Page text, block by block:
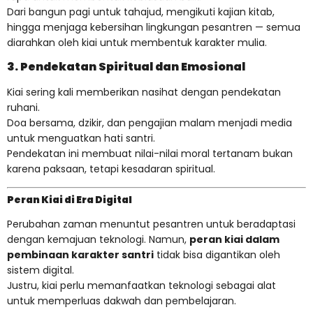
Dari bangun pagi untuk tahajud, mengikuti kajian kitab,
hingga menjaga kebersihan lingkungan pesantren — semua
diarahkan oleh kiai untuk membentuk karakter mulia.
3. Pendekatan Spiritual dan Emosional
Kiai sering kali memberikan nasihat dengan pendekatan
ruhani.
Doa bersama, dzikir, dan pengajian malam menjadi media
untuk menguatkan hati santri.
Pendekatan ini membuat nilai-nilai moral tertanam bukan
karena paksaan, tetapi kesadaran spiritual.
Peran Kiai di Era Digital
Perubahan zaman menuntut pesantren untuk beradaptasi
dengan kemajuan teknologi. Namun, peran kiai dalam
pembinaan karakter santri tidak bisa digantikan oleh
sistem digital.
Justru, kiai perlu memanfaatkan teknologi sebagai alat
untuk memperluas dakwah dan pembelajaran.